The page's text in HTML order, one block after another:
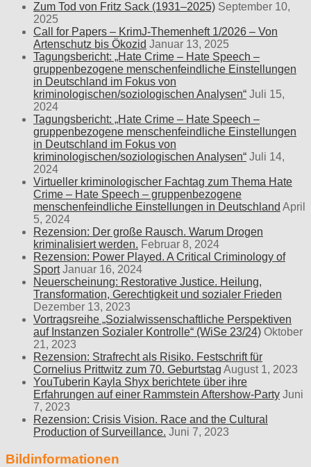
Zum Tod von Fritz Sack (1931–2025) September 10,
2025
Call for Papers – KrimJ-Themenheft 1/2026 – Von
Artenschutz bis Ökozid Januar 13, 2025
Tagungsbericht: „Hate Crime – Hate Speech –
gruppenbezogene menschenfeindliche Einstellungen
in Deutschland im Fokus von
kriminologischen/soziologischen Analysen“ Juli 15,
2024
Tagungsbericht: „Hate Crime – Hate Speech –
gruppenbezogene menschenfeindliche Einstellungen
in Deutschland im Fokus von
kriminologischen/soziologischen Analysen“ Juli 14,
2024
Virtueller kriminologischer Fachtag zum Thema Hate
Crime – Hate Speech – gruppenbezogene
menschenfeindliche Einstellungen in Deutschland April
5, 2024
Rezension: Der große Rausch. Warum Drogen
kriminalisiert werden. Februar 8, 2024
Rezension: Power Played. A Critical Criminology of
Sport Januar 16, 2024
Neuerscheinung: Restorative Justice. Heilung,
Transformation, Gerechtigkeit und sozialer Frieden
Dezember 13, 2023
Vortragsreihe „Sozialwissenschaftliche Perspektiven
auf Instanzen Sozialer Kontrolle“ (WiSe 23/24) Oktober
21, 2023
Rezension: Strafrecht als Risiko. Festschrift für
Cornelius Prittwitz zum 70. Geburtstag August 1, 2023
YouTuberin Kayla Shyx berichtete über ihre
Erfahrungen auf einer Rammstein Aftershow-Party Juni
7, 2023
Rezension: Crisis Vision. Race and the Cultural
Production of Surveillance. Juni 7, 2023
Bildinformationen